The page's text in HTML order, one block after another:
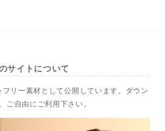
サイトについて
リー素材として公開しています。ダウン
ご自由にご利用下さい。